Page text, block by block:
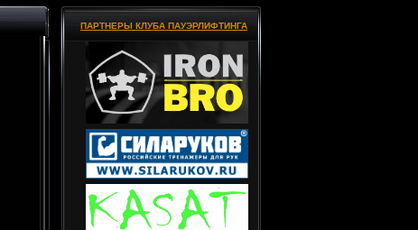
ПАРТНЕРЫ КЛУБА ПАУЭРЛИФТИНГА